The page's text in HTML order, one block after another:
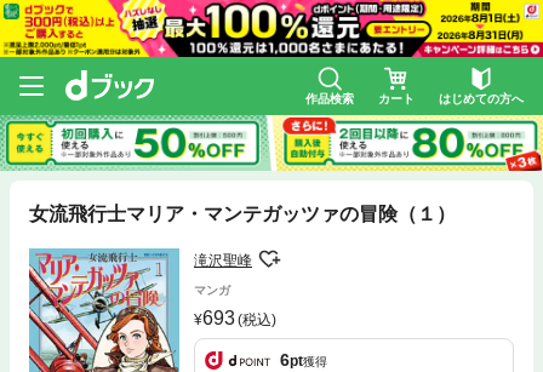
作品検索 カート はじめての方へ
女流飛行士マリア・マンテガッツァの冒険（１）
滝沢聖峰
マンガ
693(税込)
6pt獲得